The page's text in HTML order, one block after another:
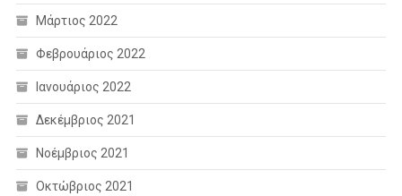
Μάρτιος 2022
Φεβρουάριος 2022
Ιανουάριος 2022
Δεκέμβριος 2021
Νοέμβριος 2021
Οκτώβριος 2021